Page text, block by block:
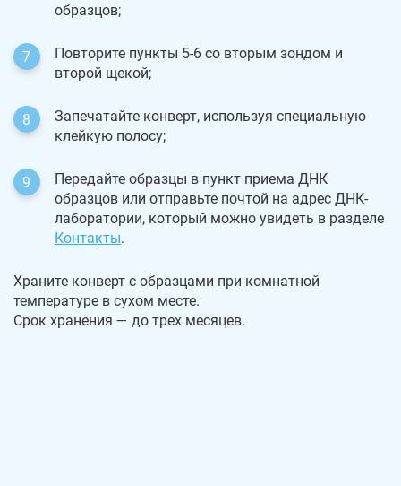
образцов;
Повторите пункты 5-6 со вторым зондом и
второй щекой;
Запечатайте конверт, используя специальную
клейкую полосу;
Передайте образцы в пункт приема ДНК
образцов или отправьте почтой на адрес ДНК-
лаборатории, который можно увидеть в разделе
Контакты.
Храните конверт с образцами при комнатной
температуре в сухом месте.
Срок хранения — до трех месяцев.